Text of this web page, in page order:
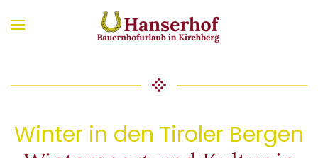
Zum Hauptinhalt springen
Winter in den Tiroler Bergen